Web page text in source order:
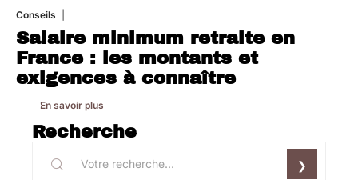
Conseils
Salaire minimum retraite en
France : les montants et
exigences à connaître
En savoir plus
Recherche